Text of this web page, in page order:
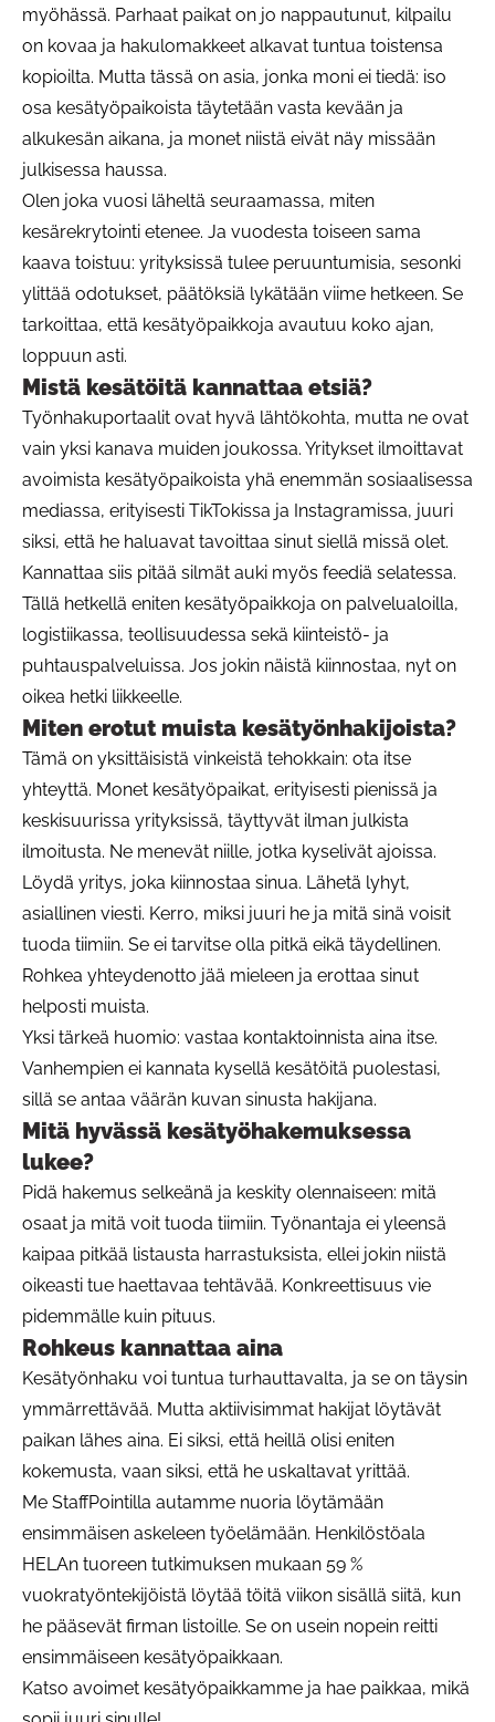
myöhässä. Parhaat paikat on jo nappautunut, kilpailu
on kovaa ja hakulomakkeet alkavat tuntua toistensa
kopioilta. Mutta tässä on asia, jonka moni ei tiedä: iso
osa kesätyöpaikoista täytetään vasta kevään ja
alkukesän aikana, ja monet niistä eivät näy missään
julkisessa haussa.
Olen joka vuosi läheltä seuraamassa, miten
kesärekrytointi etenee. Ja vuodesta toiseen sama
kaava toistuu: yrityksissä tulee peruuntumisia, sesonki
ylittää odotukset, päätöksiä lykätään viime hetkeen. Se
tarkoittaa, että kesätyöpaikkoja avautuu koko ajan,
loppuun asti.
Mistä kesätöitä kannattaa etsiä?
Työnhakuportaalit ovat hyvä lähtökohta, mutta ne ovat
vain yksi kanava muiden joukossa. Yritykset ilmoittavat
avoimista kesätyöpaikoista yhä enemmän sosiaalisessa
mediassa, erityisesti TikTokissa ja Instagramissa, juuri
siksi, että he haluavat tavoittaa sinut siellä missä olet.
Kannattaa siis pitää silmät auki myös feediä selatessa.
Tällä hetkellä eniten kesätyöpaikkoja on palvelualoilla,
logistiikassa, teollisuudessa sekä kiinteistö- ja
puhtauspalveluissa. Jos jokin näistä kiinnostaa, nyt on
oikea hetki liikkeelle.
Miten erotut muista kesätyönhakijoista?
Tämä on yksittäisistä vinkeistä tehokkain: ota itse
yhteyttä. Monet kesätyöpaikat, erityisesti pienissä ja
keskisuurissa yrityksissä, täyttyvät ilman julkista
ilmoitusta. Ne menevät niille, jotka kyselivät ajoissa.
Löydä yritys, joka kiinnostaa sinua. Lähetä lyhyt,
asiallinen viesti. Kerro, miksi juuri he ja mitä sinä voisit
tuoda tiimiin. Se ei tarvitse olla pitkä eikä täydellinen.
Rohkea yhteydenotto jää mieleen ja erottaa sinut
helposti muista.
Yksi tärkeä huomio: vastaa kontaktoinnista aina itse.
Vanhempien ei kannata kysellä kesätöitä puolestasi,
sillä se antaa väärän kuvan sinusta hakijana.
Mitä hyvässä kesätyöhakemuksessa
lukee?
Pidä hakemus selkeänä ja keskity olennaiseen: mitä
osaat ja mitä voit tuoda tiimiin. Työnantaja ei yleensä
kaipaa pitkää listausta harrastuksista, ellei jokin niistä
oikeasti tue haettavaa tehtävää. Konkreettisuus vie
pidemmälle kuin pituus.
Rohkeus kannattaa aina
Kesätyönhaku voi tuntua turhauttavalta, ja se on täysin
ymmärrettävää. Mutta aktiivisimmat hakijat löytävät
paikan lähes aina. Ei siksi, että heillä olisi eniten
kokemusta, vaan siksi, että he uskaltavat yrittää.
Me StaffPointilla autamme nuoria löytämään
ensimmäisen askeleen työelämään. Henkilöstöala
HELAn tuoreen tutkimuksen mukaan 59 %
vuokratyöntekijöistä löytää töitä viikon sisällä siitä, kun
he pääsevät firman listoille. Se on usein nopein reitti
ensimmäiseen kesätyöpaikkaan.
Katso avoimet kesätyöpaikkamme ja hae paikkaa, mikä